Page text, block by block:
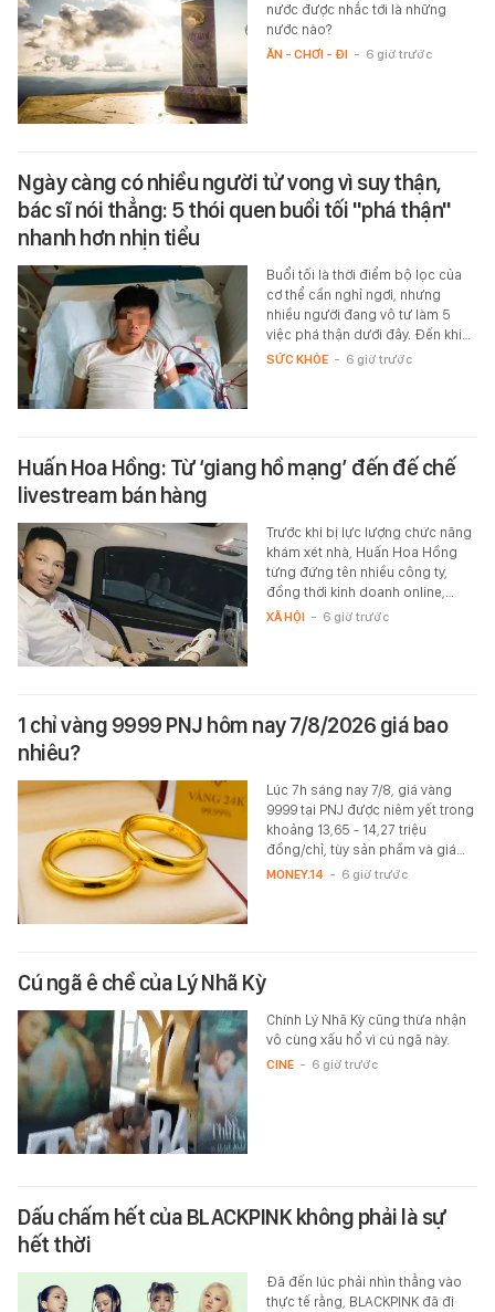
nước được nhắc tới là những
nước nào?
ĂN - CHƠI - ĐI - 6 giờ trước
Ngày càng có nhiều người tử vong vì suy thận,
bác sĩ nói thẳng: 5 thói quen buổi tối "phá thận"
nhanh hơn nhịn tiểu
Buổi tối là thời điểm bộ lọc của
cơ thể cần nghỉ ngơi, nhưng
nhiều người đang vô tư làm 5
việc phá thận dưới đây. Đến khi…
SỨC KHỎE - 6 giờ trước
Huấn Hoa Hồng: Từ ‘giang hồ mạng’ đến đế chế
livestream bán hàng
Trước khi bị lực lượng chức năng
khám xét nhà, Huấn Hoa Hồng
từng đứng tên nhiều công ty,
đồng thời kinh doanh online,…
XÃ HỘI - 6 giờ trước
1 chỉ vàng 9999 PNJ hôm nay 7/8/2026 giá bao
nhiêu?
Lúc 7h sáng nay 7/8, giá vàng
9999 tại PNJ được niêm yết trong
khoảng 13,65 - 14,27 triệu
đồng/chỉ, tùy sản phầm và giá…
MONEY.14 - 6 giờ trước
Cú ngã ê chề của Lý Nhã Kỳ
Chính Lý Nhã Kỳ cũng thừa nhận
vô cùng xấu hổ vì cú ngã này.
CINE - 6 giờ trước
Dấu chấm hết của BLACKPINK không phải là sự
hết thời
Đã đến lúc phải nhìn thẳng vào
thực tế rằng, BLACKPINK đã đi